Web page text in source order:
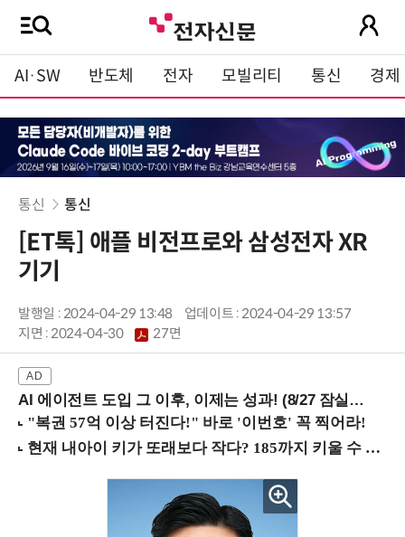
AI·SW 반도체 전자 모빌리티 통신 경제
통신 통신
[ET톡] 애플 비전프로와 삼성전자 XR
기기
발행일 : 2024-04-29 13:48
업데이트 : 2024-04-29 13:57
지면 :2024-04-30 27면
AI 에이전트 도입 그 이후, 이제는 성과! (8/27 잠실역)